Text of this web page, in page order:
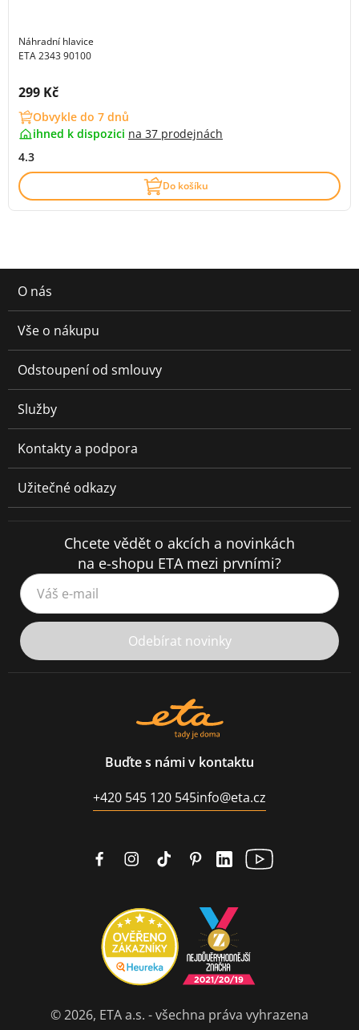
Náhradní hlavice
ETA 2343 90100
Cena s DPH:
299 Kč
Obvykle do 7 dnů
ihned k dispozici na 37 prodejnách
4.3
Do košíku
O nás
Vše o nákupu
Odstoupení od smlouvy
Služby
Kontakty a podpora
Užitečné odkazy
Chcete vědět o akcích a novinkách
na e-shopu ETA mezi prvními?
Váš e-mail
Odebírat novinky
Buďte s námi v kontaktu
+420 545 120 545info@eta.cz
© 2026, ETA a.s. - všechna práva vyhrazena